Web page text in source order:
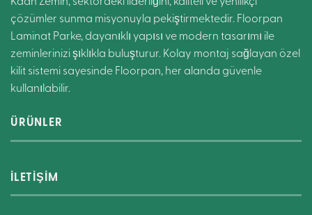
Kaan Zemin, sektördeki liderliğini, kaliteli ve yenilikçi
çözümler sunma misyonuyla pekiştirmektedir. Floorpan
Laminat Parke, dayanıklı yapısı ve modern tasarımı ile
zeminlerinizi şıklıkla buluşturur. Kolay montaj sağlayan özel
kilit sistemi sayesinde Floorpan, her alanda güvenle
kullanılabilir.
ÜRÜNLER
İLETİŞİM